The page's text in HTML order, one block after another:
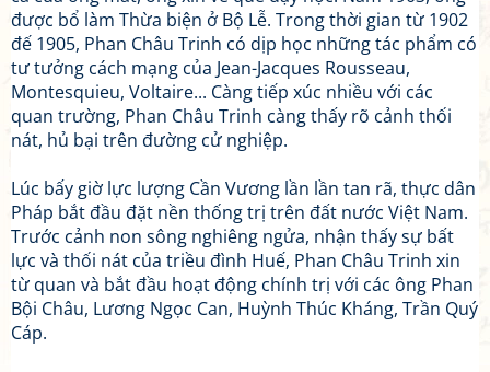
được bổ làm Thừa biện ở Bộ Lễ. Trong thời gian từ 1902
đế 1905, Phan Châu Trinh có dịp học những tác phẩm có
tư tưởng cách mạng của Jean-Jacques Rousseau,
Montesquieu, Voltaire... Càng tiếp xúc nhiều với các
quan trường, Phan Châu Trinh càng thấy rõ cảnh thối
nát, hủ bại trên đường cử nghiệp.
Lúc bấy giờ lực lượng Cần Vương lần lần tan rã, thực dân
Pháp bắt đầu đặt nền thống trị trên đất nước Việt Nam.
Trước cảnh non sông nghiêng ngửa, nhận thấy sự bất
lực và thối nát của triều đình Huế, Phan Châu Trinh xin
từ quan và bắt đầu hoạt động chính trị với các ông Phan
Bội Châu, Lương Ngọc Can, Huỳnh Thúc Kháng, Trần Quý
Cáp.